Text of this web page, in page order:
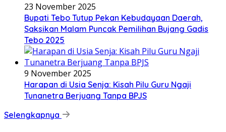
23 November 2025
Bupati Tebo Tutup Pekan Kebudayaan Daerah,
Saksikan Malam Puncak Pemilihan Bujang Gadis
Tebo 2025
9 November 2025
Harapan di Usia Senja: Kisah Pilu Guru Ngaji
Tunanetra Berjuang Tanpa BPJS
Selengkapnya